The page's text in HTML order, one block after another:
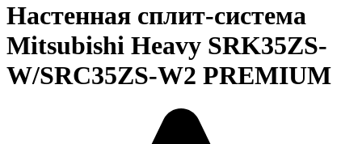
Настенная сплит-система
Mitsubishi Heavy SRK35ZS-
W/SRC35ZS-W2 PREMIUM